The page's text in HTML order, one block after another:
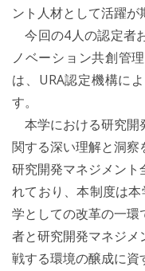
ント人材として活躍が
今回の4人の認定者
ノベーション共創管
は、URA認定機構に
す。
本学における研究開
関する深い理解と洞
研究開発マネジメン
れており、本制度は本
学としての改革の一
者と研究開発マネジ
戦する環境の醸成に